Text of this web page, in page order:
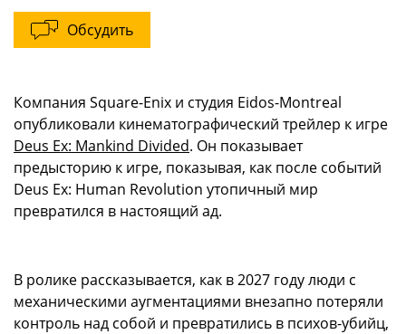
Обсудить
Компания Square-Enix и студия Eidos-Montreal
опубликовали кинематографический трейлер к игре
Deus Ex: Mankind Divided. Он показывает
предысторию к игре, показывая, как после событий
Deus Ex: Human Revolution утопичный мир
превратился в настоящий ад.
В ролике рассказывается, как в 2027 году люди с
механическими аугментациями внезапно потеряли
контроль над собой и превратились в психов-убийц,